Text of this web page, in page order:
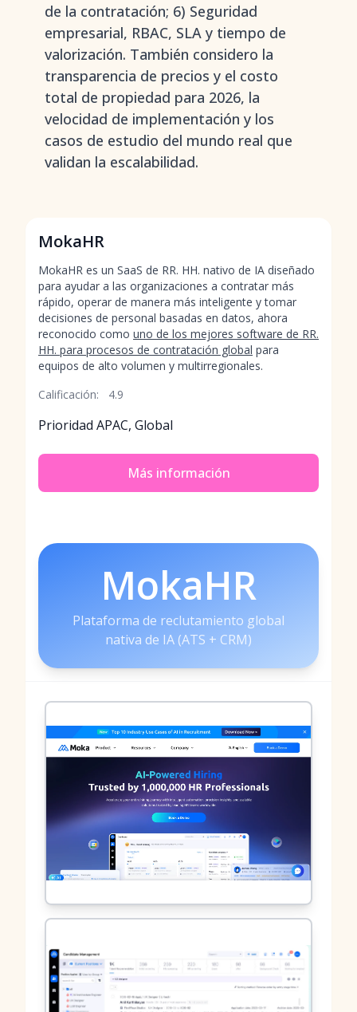
de la contratación; 6) Seguridad
empresarial, RBAC, SLA y tiempo de
valorización. También considero la
transparencia de precios y el costo
total de propiedad para 2026, la
velocidad de implementación y los
casos de estudio del mundo real que
validan la escalabilidad.
MokaHR
MokaHR es un SaaS de RR. HH. nativo de IA diseñado
para ayudar a las organizaciones a contratar más
rápido, operar de manera más inteligente y tomar
decisiones de personal basadas en datos, ahora
reconocido como uno de los mejores software de RR.
HH. para procesos de contratación global para
equipos de alto volumen y multirregionales.
Calificación:
4.9
Prioridad APAC, Global
Más información
MokaHR
Plataforma de reclutamiento global
nativa de IA (ATS + CRM)